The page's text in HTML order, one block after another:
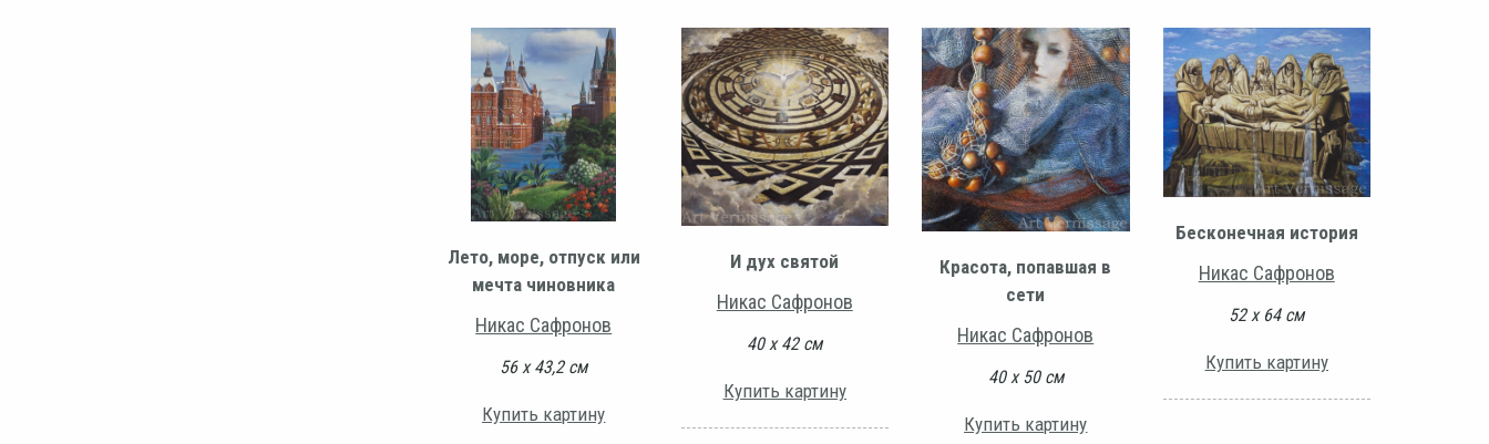
Лето, море, отпуск или
мечта чиновника
Никас Сафронов
56 х 43,2 см
Купить картину
И дух святой
Никас Сафронов
40 х 42 см
Купить картину
Красота, попавшая в
сети
Никас Сафронов
40 х 50 см
Купить картину
Бесконечная история
Никас Сафронов
52 х 64 см
Купить картину